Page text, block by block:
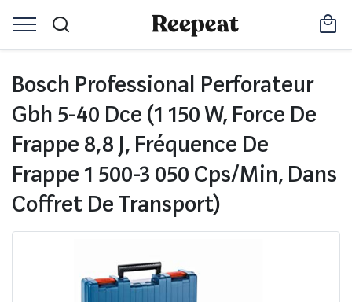
Bosch Professional Perforateur
Gbh 5-40 Dce (1 150 W, Force De
Frappe 8,8 J, Fréquence De
Frappe 1 500-3 050 Cps/Min, Dans
Coffret De Transport)